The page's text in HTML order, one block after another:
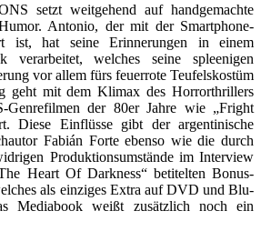
setzt weitgehend auf handgemachte
Antonio, der mit der Smartphone-
ist, hat seine Erinnerungen in einem
verarbeitet, welches seine spleenigen
vor allem fürs feuerrote Teufelskostüm
geht mit dem Klimax des Horrorthrillers
Genrefilmen der 80er Jahre wie „Fright
Diese Einflüsse gibt der argentinische
Fabián Forte ebenso wie die durch
Produktionsumstände im Interview
Heart Of Darkness“ betitelten Bonus-
als einziges Extra auf DVD und Blu-
Mediabook weißt zusätzlich noch ein